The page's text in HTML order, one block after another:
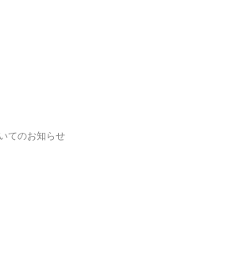
てのお知らせ